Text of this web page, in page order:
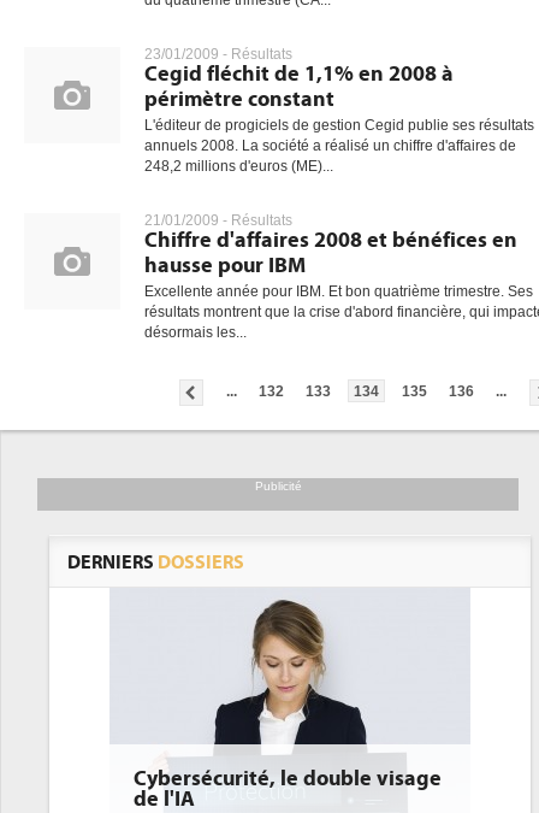
23/01/2009 - Résultats
Cegid fléchit de 1,1% en 2008 à
périmètre constant
L'éditeur de progiciels de gestion Cegid publie ses résultats
annuels 2008. La société a réalisé un chiffre d'affaires de
248,2 millions d'euros (ME)...
21/01/2009 - Résultats
Chiffre d'affaires 2008 et bénéfices en
hausse pour IBM
Excellente année pour IBM. Et bon quatrième trimestre. Ses
résultats montrent que la crise d'abord financière, qui
désormais les...
... 132 133 134 135 136 ...
Publicité
DERNIERS DOSSIERS
Cybersécurité, le double visage
de l'IA